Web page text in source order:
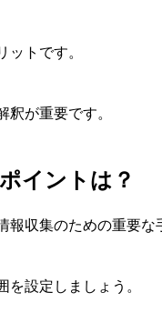
ットです。
が重要です。
イントは？
収集のための重要な
を設定しましょう。